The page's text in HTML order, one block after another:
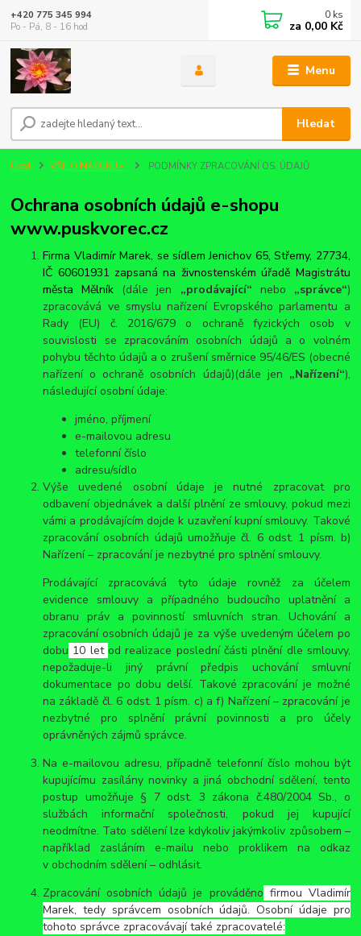
Menu
Hledat
+420 775 345 994
Po - Pá, 8 - 16 hod
0 ks
za 0,00 Kč
Úvod VŠE O NÁKUPU » PODMÍNKY ZPRACOVÁNÍ OS. ÚDAJŮ
Ochrana osobních údajů e-shopu
www.puskvorec.cz
Firma Vladimír Marek, se sídlem Jenichov 65, Střemy, 27734,
IČ 60601931 zapsaná na živnostenském úřadě Magistrátu
města Mělník (dále jen „prodávající“ nebo „správce“)
zpracovává ve smyslu nařízení Evropského parlamentu a
Rady (EU) č. 2016/679 o ochraně fyzických osob v
souvislosti se zpracováním osobních údajů a o volném
pohybu těchto údajů a o zrušení směrnice 95/46/ES (obecné
nařízení o ochraně osobních údajů)(dále jen „Nařízení“),
následující osobní údaje:
jméno, příjmení
e-mailovou adresu
telefonní číslo
adresu/sídlo
Výše uvedené osobní údaje je nutné zpracovat pro
odbavení objednávek a další plnění ze smlouvy, pokud mezi
vámi a prodávajícím dojde k uzavření kupní smlouvy. Takové
zpracování osobních údajů umožňuje čl. 6 odst. 1 písm. b)
Nařízení – zpracování je nezbytné pro splnění smlouvy.
Prodávající zpracovává tyto údaje rovněž za účelem
evidence smlouvy a případného budoucího uplatnění a
obranu práv a povinností smluvních stran. Uchování a
zpracování osobních údajů je za výše uvedeným účelem po
dobu 10 letod realizace poslední části plnění dle smlouvy,
nepožaduje-li jiný právní předpis uchování smluvní
dokumentace po dobu delší. Takové zpracování je možné
na základě čl. 6 odst. 1 písm. c) a f) Nařízení – zpracování je
nezbytné pro splnění právní povinnosti a pro účely
oprávněných zájmů správce.
Na e-mailovou adresu, případně telefonní číslo mohou být
kupujícímu zasílány novinky a jiná obchodní sdělení, tento
postup umožňuje § 7 odst. 3 zákona č.480/2004 Sb., o
službách informační společnosti, pokud jej kupující
neodmítne. Tato sdělení lze kdykoliv jakýmkoliv způsobem –
například zasláním e-mailu nebo proklikem na odkaz
v obchodním sdělení – odhlásit.
Zpracování osobních údajů je prováděno firmou Vladimír
Marek, tedy správcem osobních údajů. Osobní údaje pro
tohoto správce zpracovávají také zpracovatelé: